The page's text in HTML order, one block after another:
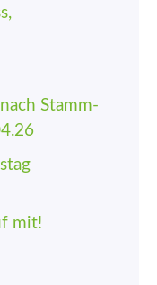
Stamm­
mit!